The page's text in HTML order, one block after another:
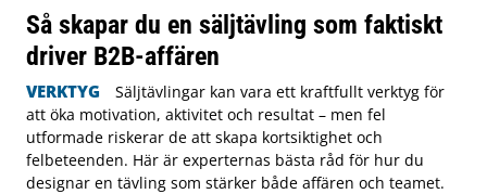
Så skapar du en säljtävling som faktiskt
driver B2B-affären
VERKTYG
Säljtävlingar kan vara ett kraftfullt verktyg för
att öka motivation, aktivitet och resultat – men fel
utformade riskerar de att skapa kortsiktighet och
felbeteenden. Här är experternas bästa råd för hur du
designar en tävling som stärker både affären och teamet.